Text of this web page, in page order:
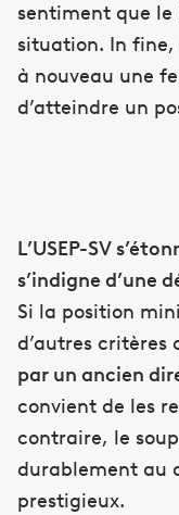
sentiment que
situation. In fine,
à nouveau une
d’atteindre un
L’USEP-SV
s’indigne d’une
Si la position
d’autres critères
par un ancien
convient de les
contraire, le
durablement au
prestigieux.